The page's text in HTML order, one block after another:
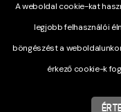
A weboldal cookie-kat
legjobb felhasználói
böngészést a
érkező cookie-k